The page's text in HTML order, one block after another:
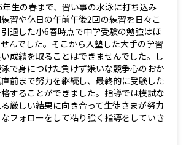
生の春まで、習い事の水泳に打ち込み
習や休日の午前午後2回の練習を日々こ
退した小6春時点で中学受験の勉強はほ
んでした。そこから入塾した大手の学習
成績を取ることはできませんでした。し
で身につけた負けず嫌いな競争心のおか
前まで努力を継続し、最終的に受験した
することができました。指導では模試な
厳しい結果に向き合って生徒さまが努力
フォローをして粘り強く指導をしていき